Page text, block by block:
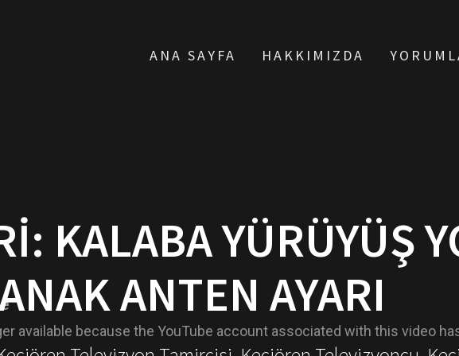
ANA SAYFA HAKKIMIZDA
KALABA YÜRÜYÜŞ
ANTEN AYARI